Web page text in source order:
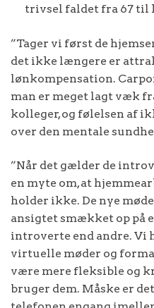
trivsel faldet fra 67 til
”Tager vi først de
det ikke længere er
lønkompensation.
man er meget lagt væk
kolleger, og følelsen af
over den mentale
”Når det gælder de
en myte om, at
holder ikke. De nye
ansigtet smækket op på
introverte end andre. Vi
virtuelle møder og
være mere fleksible og
bruger dem. Måske er